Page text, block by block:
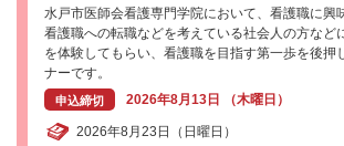
水戸市医師会看護専門学院において、看護職に興
看護職への転職などを考えている社会人の方など
を体験してもらい、看護職を目指す第一歩を後押
ナーです。
申込締切 2026年8月13日 （木曜日）
2026年8月23日（日曜日）